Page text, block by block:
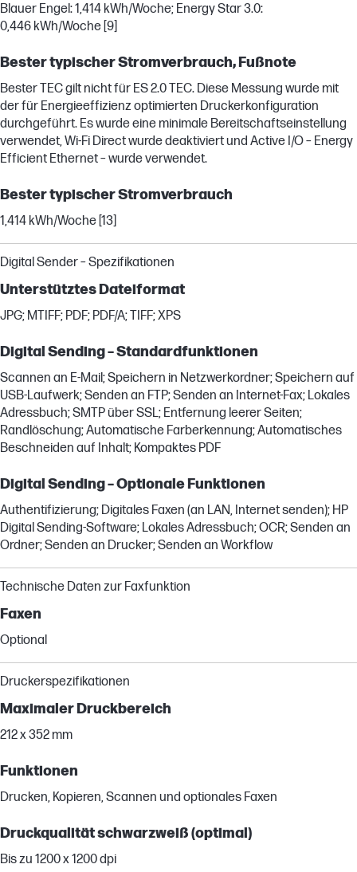
Blauer Engel: 1,414 kWh/Woche; Energy Star 3.0:
0,446 kWh/Woche [9]
Bester typischer Stromverbrauch, Fußnote
Bester TEC gilt nicht für ES 2.0 TEC. Diese Messung wurde mit
der für Energieeffizienz optimierten Druckerkonfiguration
durchgeführt. Es wurde eine minimale Bereitschaftseinstellung
verwendet, Wi-Fi Direct wurde deaktiviert und Active I/O – Energy
Efficient Ethernet – wurde verwendet.
Bester typischer Stromverbrauch
1,414 kWh/Woche [13]
Digital Sender – Spezifikationen
Unterstütztes Dateiformat
JPG; MTIFF; PDF; PDF/A; TIFF; XPS
Digital Sending – Standardfunktionen
Scannen an E-Mail; Speichern in Netzwerkordner; Speichern auf
USB-Laufwerk; Senden an FTP; Senden an Internet-Fax; Lokales
Adressbuch; SMTP über SSL; Entfernung leerer Seiten;
Randlöschung; Automatische Farberkennung; Automatisches
Beschneiden auf Inhalt; Kompaktes PDF
Digital Sending – Optionale Funktionen
Authentifizierung; Digitales Faxen (an LAN, Internet senden); HP
Digital Sending-Software; Lokales Adressbuch; OCR; Senden an
Ordner; Senden an Drucker; Senden an Workflow
Technische Daten zur Faxfunktion
Faxen
Optional
Druckerspezifikationen
Maximaler Druckbereich
212 x 352 mm
Funktionen
Drucken, Kopieren, Scannen und optionales Faxen
Druckqualität schwarzweiß (optimal)
Bis zu 1200 x 1200 dpi